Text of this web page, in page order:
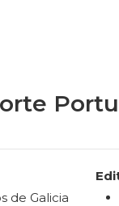
de Galicia